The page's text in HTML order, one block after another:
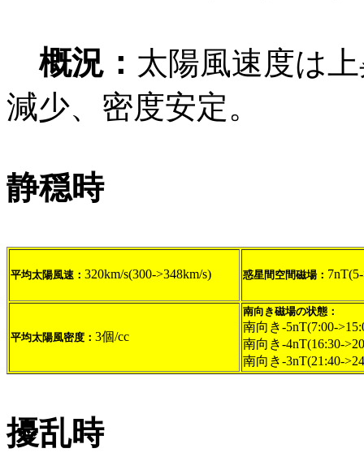
概況： 太陽風速度は
減少、密度安定。
静穏時
平均太陽風速： 320km/s(300->348km/s) 惑星間空間磁場：
平均太陽風密度： 3個/cc
南向き磁場の状態：
南向き-5nT(7:00-
南向き-4nT(16:30-
南向き-3nT(21:40-
擾乱時